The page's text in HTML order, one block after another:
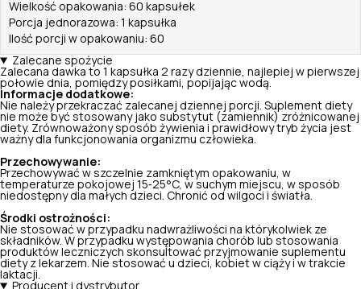
Wielkość opakowania: 60 kapsułek
Porcja jednorazowa: 1 kapsułka
Ilość porcji w opakowaniu: 60
Zalecane spożycie
Zalecana dawka to 1 kapsułka 2 razy dziennie, najlepiej w pierwszej
połowie dnia, pomiędzy posiłkami, popijając wodą.
Informacje dodatkowe:
Nie należy przekraczać zalecanej dziennej porcji. Suplement diety
nie może być stosowany jako substytut (zamiennik) zróżnicowanej
diety. Zrównoważony sposób żywienia i prawidłowy tryb życia jest
ważny dla funkcjonowania organizmu człowieka.
Przechowywanie:
Przechowywać w szczelnie zamkniętym opakowaniu, w
temperaturze pokojowej 15‑25°C, w suchym miejscu, w sposób
niedostępny dla małych dzieci. Chronić od wilgoci i światła.
Środki ostrożności:
Nie stosować w przypadku nadwrażliwości na którykolwiek ze
składników. W przypadku występowania chorób lub stosowania
produktów leczniczych skonsultować przyjmowanie suplementu
diety z lekarzem. Nie stosować u dzieci, kobiet w ciąży i w trakcie
laktacji.
Producent i dystrybutor